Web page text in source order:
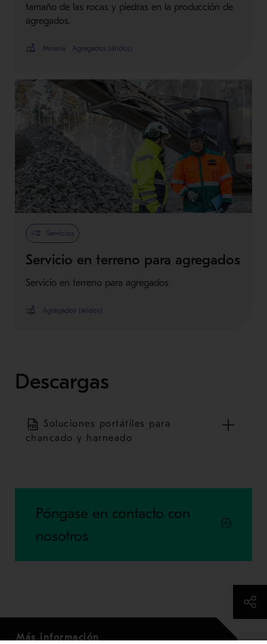
tamaño de las rocas y piedras en la producción de
agregados.
Minería Agregados (áridos)
Servicios
Servicio en terreno para agregados
Servicio en terreno para agregados
Agregados (áridos)
Descargas
Soluciones portátiles para
chancado y harneado
Póngase en contacto con
nosotros
Más información